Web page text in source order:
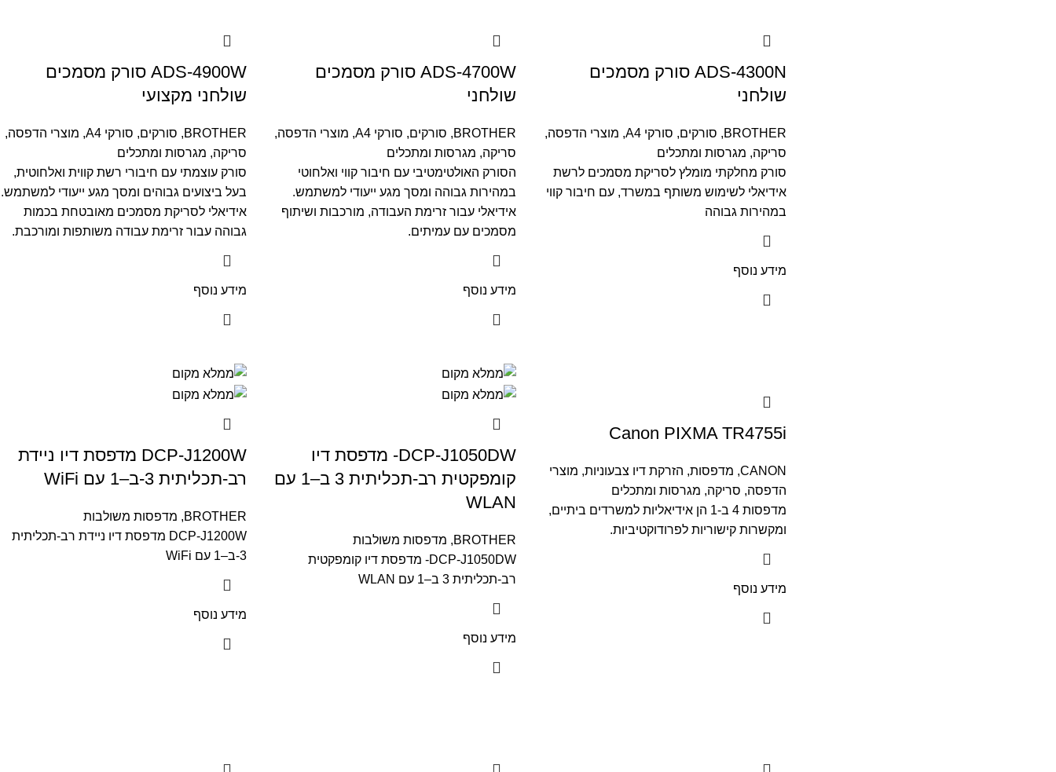
ADS-4300N סורק מסמכים
שולחני
BROTHER
, סורקים, סורקי A4 , מוצרי הדפסה,
סריקה, מגרסות ומתכלים
סורק מחלקתי מומלץ לסריקת מסמכים לרשת
אידיאלי לשימוש משותף במשרד, עם חיבור קווי
במהירות גבוהה
מידע נוסף
ADS-4700W סורק מסמכים
שולחני
BROTHER
, סורקים, סורקי A4 , מוצרי הדפסה,
סריקה, מגרסות ומתכלים
הסורק האולטימטיבי עם חיבור קווי ואלחוטי
במהירות גבוהה ומסך מגע ייעודי למשתמש.
אידיאלי עבור זרימת העבודה, מורכבות ושיתוף
מסמכים עם עמיתים.
מידע נוסף
ADS-4900W סורק מסמכים
שולחני מקצועי
BROTHER
, סורקים, סורקי A4 , מוצרי הדפסה,
סריקה, מגרסות ומתכלים
סורק עוצמתי עם חיבורי רשת קווית ואלחוטית,
בעל ביצועים גבוהים ומסך מגע ייעודי למשתמש.
אידיאלי לסריקת מסמכים מאובטחת בכמות
גבוהה עבור זרימת עבודה משותפות ומורכבת.
מידע נוסף
Canon PIXMA TR4755i
CANON
, מדפסות, הזרקת דיו צבעוניות, מוצרי
הדפסה, סריקה, מגרסות ומתכלים
מדפסות 4 ב-1 הן אידיאליות למשרדים ביתיים,
ומקשרות קישוריות לפרודוקטיביות.
מידע נוסף
‎DCP-J1050DW- מדפסת דיו
קומפקטית רב-תכליתית 3 ב–1 עם
WLAN
BROTHER
, מדפסות משולבות
‎DCP-J1050DW- מדפסת דיו קומפקטית
רב-תכליתית 3 ב–1 עם WLAN
מידע נוסף
DCP-J1200W מדפסת דיו ניידת
רב-תכליתית 3-ב–1 עם WiFi
BROTHER
, מדפסות משולבות
DCP-J1200W מדפסת דיו ניידת רב-תכליתית
3-ב–1 עם WiFi
מידע נוסף